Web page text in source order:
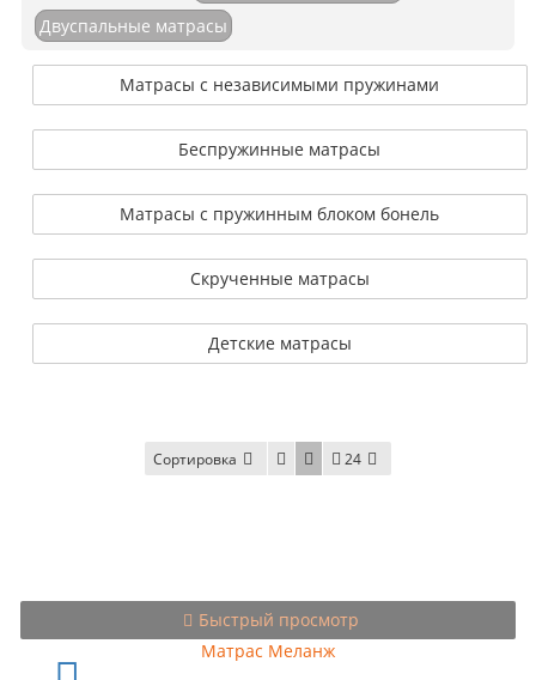
Двуспальные матрасы
Матрасы с независимыми пружинами
Беспружинные матрасы
Матрасы с пружинным блоком бонель
Скрученные матрасы
Детские матрасы
Сортировка 24
Быстрый просмотр
Матрас Меланж